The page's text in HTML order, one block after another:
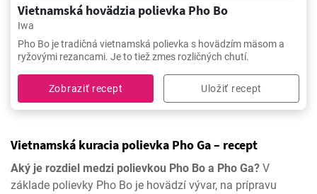
Vietnamská hovädzia polievka Pho Bo
Iwa
Pho Bo je tradičná vietnamská polievka s hovädzím mäsom a
ryžovými rezancami. Je to tiež zmes rozličných chutí.
Zobraziť recept Uložiť recept
Vietnamská kuracia polievka Pho Ga – recept
Aký je rozdiel medzi polievkou Pho Bo a Pho Ga? V
základe polievky Pho Bo je hovädzí vývar, na prípravu